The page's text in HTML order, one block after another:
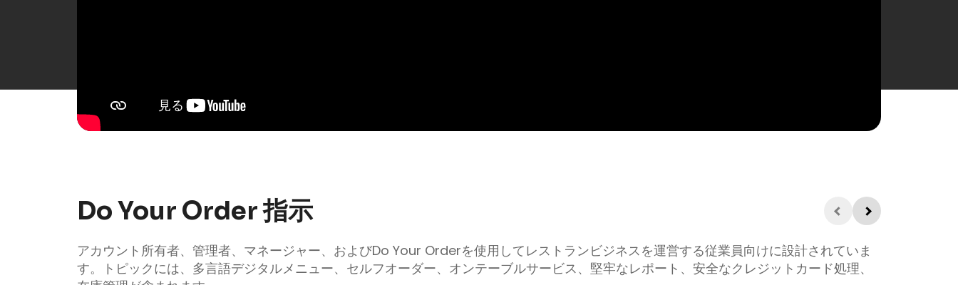
Do Your Order 指示
アカウント所有者、管理者、マネージャー、およびDo Your Orderを使用してレストランビジネスを運営する従業員向けに設計されていま
す。トピックには、多言語デジタルメニュー、セルフオーダー、オンテーブルサービス、堅牢なレポート、安全なクレジットカード処理、